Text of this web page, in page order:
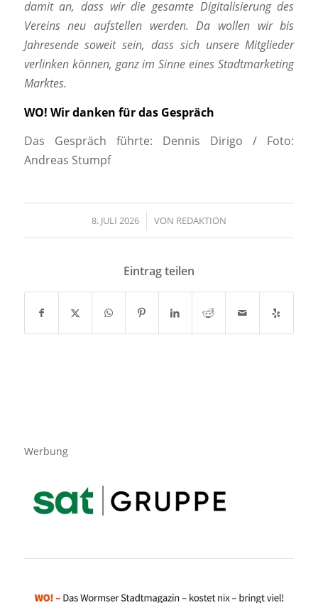
damit an, dass wir die gesamte Digitalisierung des
Vereins neu aufstellen werden. Da wollen wir bis
Jahresende soweit sein, dass sich unsere Mitglieder
verlinken können, ganz im Sinne eines Stadtmarketing
Marktes.
WO! Wir danken für das Gespräch
Das Gespräch führte: Dennis Dirigo / Foto:
Andreas Stumpf
8. JULI 2026
/ VON REDAKTION
Eintrag teilen
Werbung